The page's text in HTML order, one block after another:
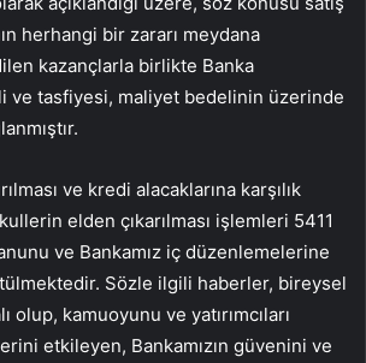
herhangi bir zararı meydana
kazançlarla birlikte Banka
ve tasfiyesi, maliyet bedelinin üzerinde
ve kredi alacaklarına karşılık
elden çıkarılması işlemleri 5411
ve Bankamız iç düzenlemelerine
Sözle ilgili haberler, bireysel
olup, kamuoyunu ve yatırımcıları
etkileyen, Bankamızın güvenini ve